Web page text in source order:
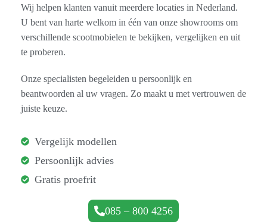
Wij helpen klanten vanuit meerdere locaties in Nederland.
U bent van harte welkom in één van onze showrooms om
verschillende scootmobielen te bekijken, vergelijken en uit
te proberen.
Onze specialisten begeleiden u persoonlijk en
beantwoorden al uw vragen. Zo maakt u met vertrouwen de
juiste keuze.
Vergelijk modellen
Persoonlijk advies
Gratis proefrit
085 – 800 4256